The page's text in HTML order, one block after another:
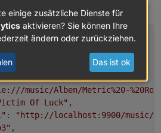
einen einzelnen Song starte.
music/Alben/Metric%20-
Of Luck" ,
:
"http://localhost:9900/music/
,
einige zusätzliche Dienste für
aktivieren? Sie können Ihre
ändern oder zurückziehen.
Das ist ok